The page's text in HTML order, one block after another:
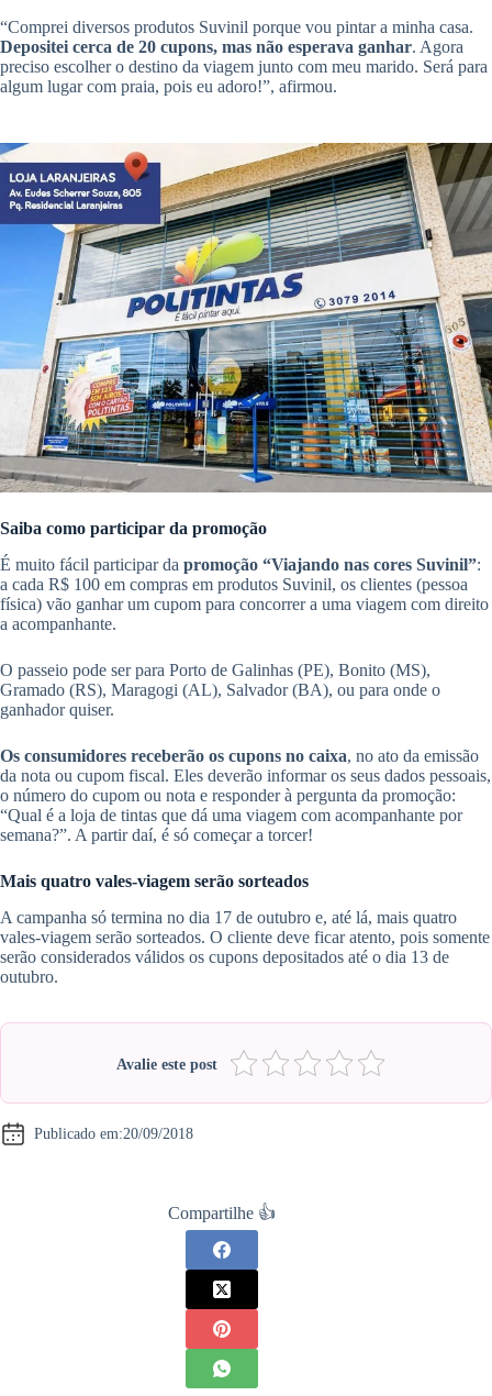
“Comprei diversos produtos Suvinil porque vou pintar a minha casa.
Depositei cerca de 20 cupons, mas não esperava ganhar. Agora
preciso escolher o destino da viagem junto com meu marido. Será para
algum lugar com praia, pois eu adoro!”, afirmou.
Saiba como participar da promoção
É muito fácil participar da promoção “Viajando nas cores Suvinil”:
a cada R$ 100 em compras em produtos Suvinil, os clientes (pessoa
física) vão ganhar um cupom para concorrer a uma viagem com direito
a acompanhante.
O passeio pode ser para Porto de Galinhas (PE), Bonito (MS),
Gramado (RS), Maragogi (AL), Salvador (BA), ou para onde o
ganhador quiser.
Os consumidores receberão os cupons no caixa, no ato da emissão
da nota ou cupom fiscal. Eles deverão informar os seus dados pessoais,
o número do cupom ou nota e responder à pergunta da promoção:
“Qual é a loja de tintas que dá uma viagem com acompanhante por
semana?”. A partir daí, é só começar a torcer!
Mais quatro vales-viagem serão sorteados
A campanha só termina no dia 17 de outubro e, até lá, mais quatro
vales-viagem serão sorteados. O cliente deve ficar atento, pois somente
serão considerados válidos os cupons depositados até o dia 13 de
outubro.
Avalie este post
Publicado em:20/09/2018
Compartilhe 👍